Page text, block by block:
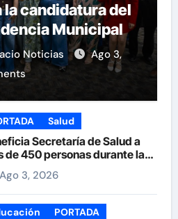
la candidatura del
Municipal
Noticias
Ago 3,
Salud
Secretaría de Salud a
de 450 personas durante la
de la Salud en la Plaza de
Ago 3, 2026
PORTADA